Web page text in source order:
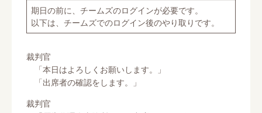
期日の前に、チームズのログインが必要です。
以下は、チームズでのログイン後のやり取りです。
裁判官
「本日はよろしくお願いします。」
「出席者の確認をします。」
裁判官